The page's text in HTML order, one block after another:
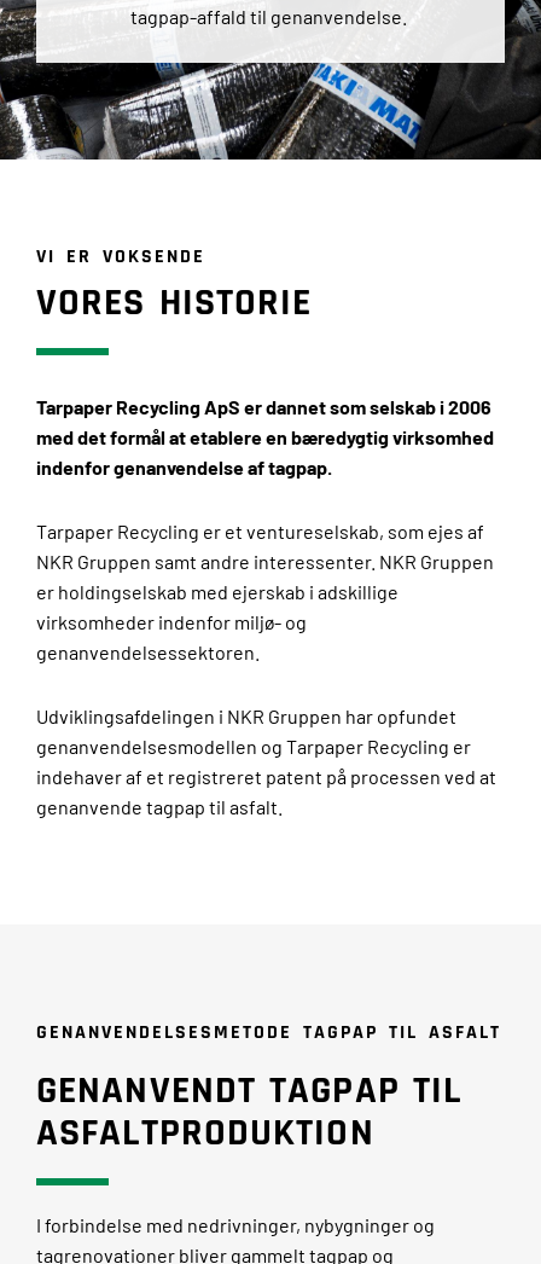
tagpap-affald til genanvendelse.
VI ER VOKSENDE
VORES HISTORIE
Tarpaper Recycling ApS er dannet som selskab i 2006
med det formål at etablere en bæredygtig virksomhed
indenfor genanvendelse af tagpap.
Tarpaper Recycling er et ventureselskab, som ejes af
NKR Gruppen samt andre interessenter. NKR Gruppen
er holdingselskab med ejerskab i adskillige
virksomheder indenfor miljø- og
genanvendelsessektoren.
Udviklingsafdelingen i NKR Gruppen har opfundet
genanvendelsesmodellen og Tarpaper Recycling er
indehaver af et registreret patent på processen ved at
genanvende tagpap til asfalt.
GENANVENDELSESMETODE TAGPAP TIL ASFALT
GENANVENDT TAGPAP TIL
ASFALTPRODUKTION
I forbindelse med nedrivninger, nybygninger og
tagrenovationer bliver gammelt tagpap og